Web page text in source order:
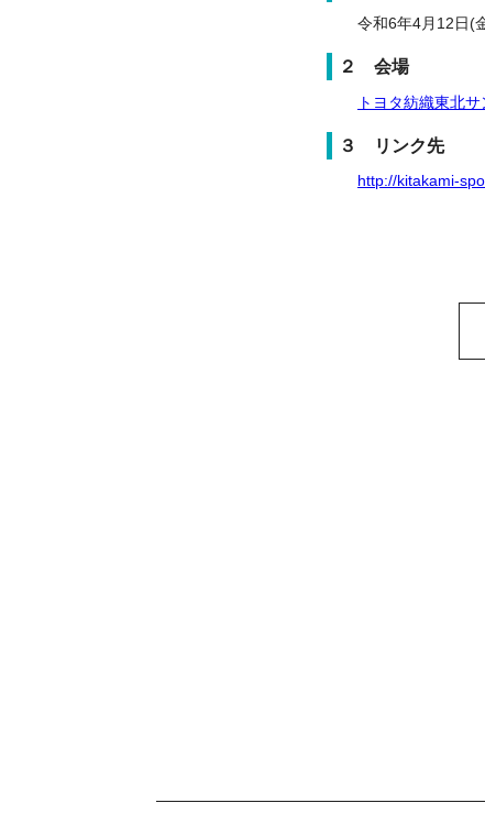
令和6年4月12日(
２ 会場
トヨタ紡織東北
３ リンク先
http://kitakami-